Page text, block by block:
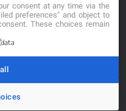
y no se
consent at any time via the
preferences" and object to
These choices remain